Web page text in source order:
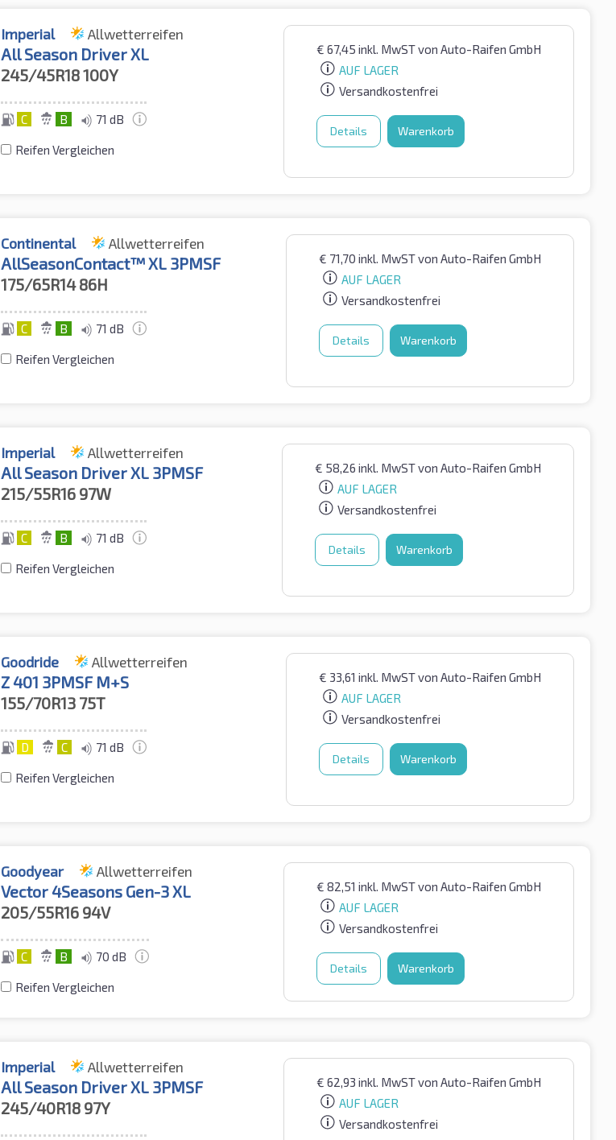
Imperial Allwetterreifen
All Season Driver XL
245/45R18100Y
C B 71 dB
Reifen Vergleichen
€ 67,45 inkl. MwSTvon Auto-Raifen GmbH
AUF LAGER
Versandkostenfrei
Details Warenkorb
Continental Allwetterreifen
AllSeasonContact™ XL 3PMSF
175/65R1486H
C B 71 dB
Reifen Vergleichen
€ 71,70 inkl. MwSTvon Auto-Raifen GmbH
AUF LAGER
Versandkostenfrei
Details Warenkorb
Imperial Allwetterreifen
All Season Driver XL 3PMSF
215/55R16 97W
C B 71 dB
Reifen Vergleichen
€ 58,26 inkl. MwSTvon Auto-Raifen GmbH
AUF LAGER
Versandkostenfrei
Details Warenkorb
Goodride Allwetterreifen
Z 401 3PMSF M+S
155/70R13 75T
D C 71 dB
Reifen Vergleichen
€ 33,61 inkl. MwSTvon Auto-Raifen GmbH
AUF LAGER
Versandkostenfrei
Details Warenkorb
Goodyear Allwetterreifen
Vector 4Seasons Gen-3 XL
205/55R16 94V
C B 70 dB
Reifen Vergleichen
€ 82,51 inkl. MwSTvon Auto-Raifen GmbH
AUF LAGER
Versandkostenfrei
Details Warenkorb
Imperial Allwetterreifen
All Season Driver XL 3PMSF
245/40R18 97Y
€ 62,93 inkl. MwSTvon Auto-Raifen GmbH
AUF LAGER
Versandkostenfrei